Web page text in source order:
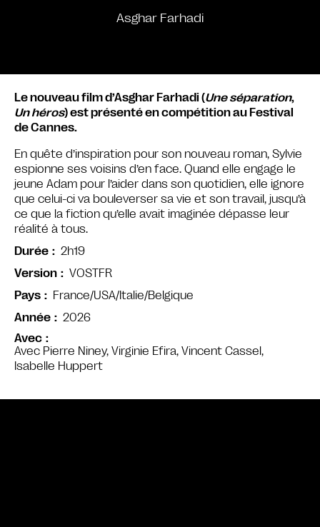
Asghar Farhadi
Avec
Avec Pierre Niney, Virginie Efira, Vincent Cassel,
Isabelle Huppert
Le nouveau film d’Asghar Farhadi (Une séparation,
Un héros) est présenté en compétition au Festival
de Cannes.
En quête d’inspiration pour son nouveau roman, Sylvie
espionne ses voisins d’en face. Quand elle engage le
jeune Adam pour l’aider dans son quotidien, elle ignore
que celui-ci va bouleverser sa vie et son travail, jusqu’à
ce que la fiction qu’elle avait imaginée dépasse leur
réalité à tous.
Durée
2h19
Version
VOSTFR
Pays
France/USA/Italie/Belgique
Année
2026